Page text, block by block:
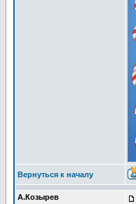
Вернуться к началу
А.Козырев